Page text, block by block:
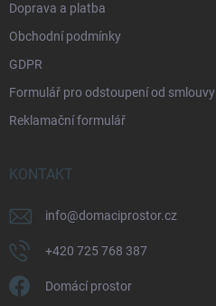
Doprava a platba
Obchodní podmínky
GDPR
Formulář pro odstoupení od smlouvy
Reklamační formulář
KONTAKT
info@domaciprostor.cz
+420 725 768 387
Domácí prostor